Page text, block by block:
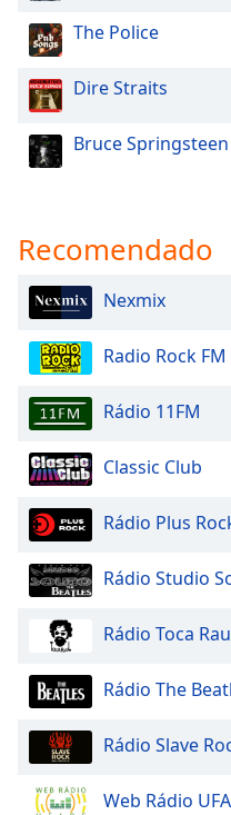
The Police
Dire Straits
Bruce Springsteen
Recomendado
Nexmix
Radio Rock FM
Rádio 11FM
Classic Club
Rádio Plus
Rádio Studio
Rádio Toca
Rádio The
Rádio Slave
Web Rádio